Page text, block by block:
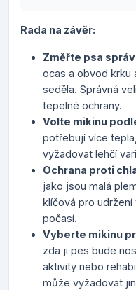
Rada na závěr:
Změřte psa
ocas a obvod krku
seděla. Správná
tepelné ochrany.
Volte mikinu
potřebují více
vyžadovat lehčí
Ochrana proti
jako jsou malá
klíčová pro udržení
počasí.
Vyberte mikinu
zda ji pes bude
aktivity nebo
může vyžadovat